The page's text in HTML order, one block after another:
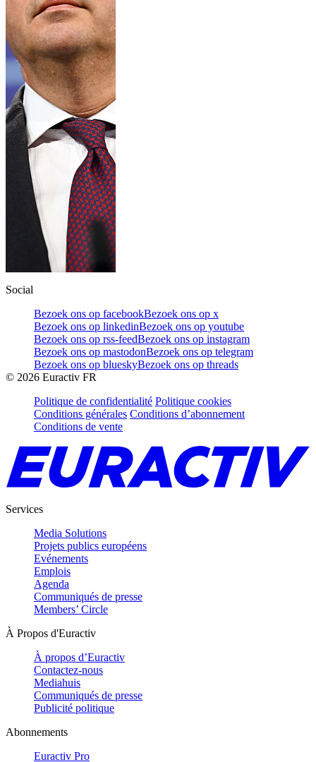
Social
Bezoek ons op facebookBezoek ons op x
Bezoek ons op linkedinBezoek ons op youtube
Bezoek ons op rss-feedBezoek ons op instagram
Bezoek ons op mastodonBezoek ons op telegram
Bezoek ons op blueskyBezoek ons op threads
© 2026 Euractiv FR
Politique de confidentialité Politique cookies
Conditions générales Conditions d’abonnement
Conditions de vente
Services
Media Solutions
Projets publics européens
Evénements
Emplois
Agenda
Communiqués de presse
Members’ Circle
À Propos d'Euractiv
À propos d’Euractiv
Contactez-nous
Mediahuis
Communiqués de presse
Publicité politique
Abonnements
Euractiv Pro